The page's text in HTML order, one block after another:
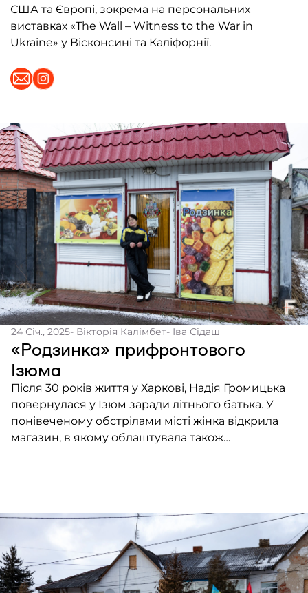
США та Європі, зокрема на персональних
виставках «The Wall – Witness to the War in
Ukraine» у Вісконсині та Каліфорнії.
24 Січ., 2025- Вікторія Калімбет- Іва Сідаш
«Родзинка» прифронтового
Ізюма
Після 30 років життя у Харкові, Надія Громицька
повернулася у Ізюм заради літнього батька. У
понівеченому обстрілами місті жінка відкрила
магазин, в якому облаштувала також